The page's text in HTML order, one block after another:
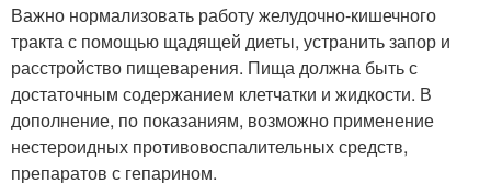
Важно нормализовать работу желудочно-кишечного
тракта с помощью щадящей диеты, устранить запор и
расстройство пищеварения. Пища должна быть с
достаточным содержанием клетчатки и жидкости. В
дополнение, по показаниям, возможно применение
нестероидных противовоспалительных средств,
препаратов с гепарином.